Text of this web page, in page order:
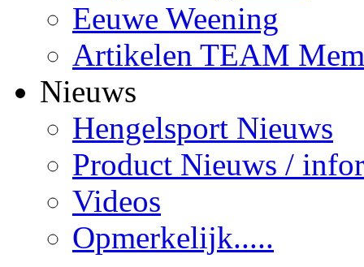
Eeuwe Weening
Artikelen TEAM
Nieuws
Hengelsport Nieuws
Product Nieuws /
Videos
Opmerkelijk.....